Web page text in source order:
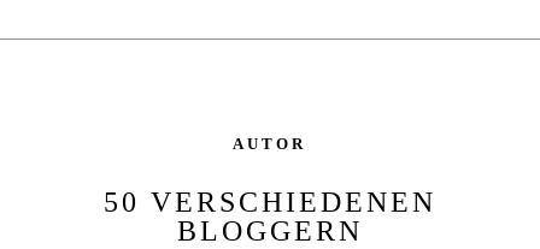
AUTOR
50 VERSCHIEDENEN
BLOGGERN